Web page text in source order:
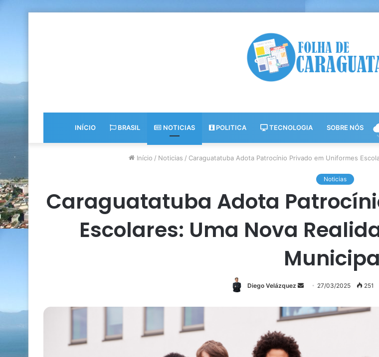
INÍCIO BRASIL NOTICIAS POLITICA TECNOLOGIA SOBRE NÓS
Início / Noticias / Caraguatatuba Adota Patrocínio Privado em Uniformes
Noticias
Caraguatatuba Adota
Escolares: Uma Nova
Diego Velázquez
Mande
e-
mail
27/03/2025 251